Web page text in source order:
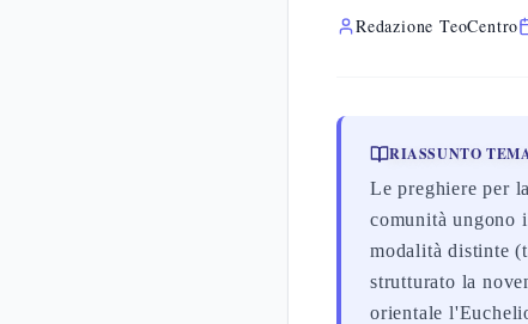
Redazione TeoCentro
RIASSUNTO
Le preghiere per
comunità ungono
modalità distinte
strutturato la
orientale